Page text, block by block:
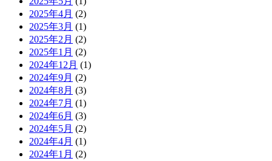
2025年4月 (2)
2025年3月 (1)
2025年2月 (2)
2025年1月 (2)
2024年12月 (1)
2024年9月 (2)
2024年8月 (3)
2024年7月 (1)
2024年6月 (3)
2024年5月 (2)
2024年4月 (1)
2024年1月 (2)